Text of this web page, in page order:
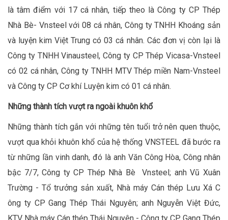
là tâm điểm với 17 cá nhân, tiếp theo là Công ty CP Thép
Nhà Bè- Vnsteel với 08 cá nhân, Công ty TNHH Khoáng sản
và luyện kim Việt Trung có 03 cá nhân. Các đơn vị còn lại là
Công ty TNHH Vinausteel, Công ty CP Thép Vicasa-Vnsteel
có 02 cá nhân, Công ty TNHH MTV Thép miền Nam-Vnsteel
và Công ty CP Cơ khí Luyện kim có 01 cá nhân.
Những thành tích vượt ra ngoài khuôn khổ
Những thành tích gắn với những tên tuổi trở nên quen thuộc,
vượt qua khỏi khuôn khổ của hệ thống VNSTEEL đã bước ra
từ những lần vinh danh, đó là anh Văn Công Hòa, Công nhân
bậc 7/7, Công ty CP Thép Nhà Bè Vnsteel; anh Vũ Xuân
Trường - Tổ trưởng sản xuất, Nhà máy Cán thép Lưu Xá C
ông ty CP Gang Thép Thái Nguyên; anh Nguyễn Việt Đức,
KTV Nhà máy Cán thép Thái Nguyên - Công ty CP Gang Thép